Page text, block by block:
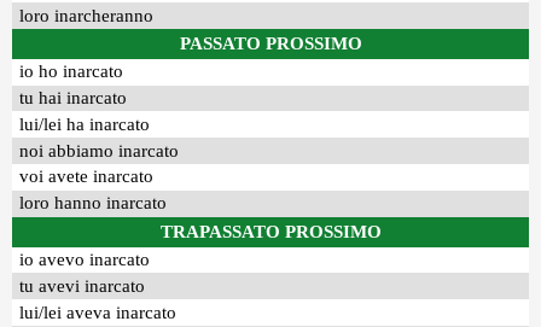
loro inarcheranno
PASSATO PROSSIMO
io ho inarcato
tu hai inarcato
lui/lei ha inarcato
noi abbiamo inarcato
voi avete inarcato
loro hanno inarcato
TRAPASSATO PROSSIMO
io avevo inarcato
tu avevi inarcato
lui/lei aveva inarcato